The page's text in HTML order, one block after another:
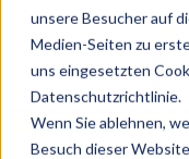
unsere Besucher auf
Medien-Seiten zu
uns eingesetzten
Datenschutzrichtlinie.
Wenn Sie ablehnen,
Besuch dieser